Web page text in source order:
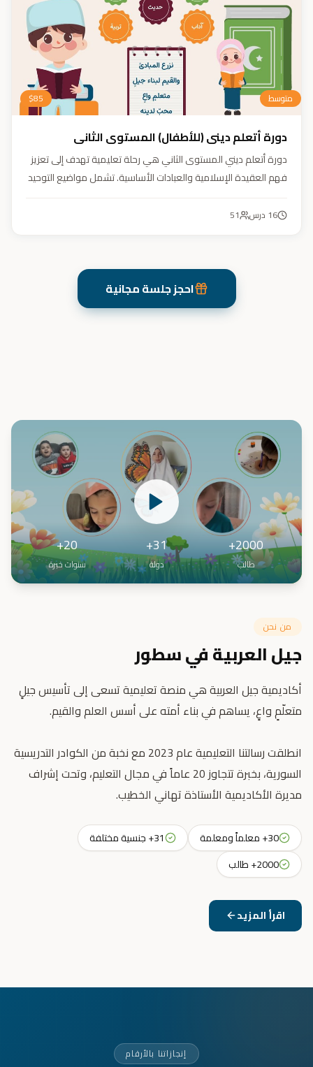
متوسط $85
دورة أتعلم ديني (للأطفال) المستوى الثاني
دورة أتعلم ديني المستوى الثاني هي رحلة تعليمية تهدف إلى تعزيز
فهم العقيدة الإسلامية والعبادات الأساسية. تشمل مواضيع التوحيد
وتربية أبنائنا تربية إيمانية وأخلاقية وعلمية ونفسية واجتماعية.
16 درس 51
احجز جلسة مجانية
2000+
طالب
31+
دولة
20+
سنوات خبرة
من نحن
جيل العربية في سطور
أكاديمية جيل العربية هي منصة تعليمية تسعى إلى تأسيس جيلٍ
انطلقت رسالتنا التعليمية عام 2023 مع نخبة من الكوادر التدريسية
السورية، بخبرة تتجاوز 20 عاماً في مجال التعليم، وتحت إشراف
مديرة الأكاديمية الأستاذة تهاني الخطيب.
30+ معلماً ومعلمة
31+ جنسية مختلفة
2000+ طالب
اقرأ المزيد
إنجازاتنا بالأرقام